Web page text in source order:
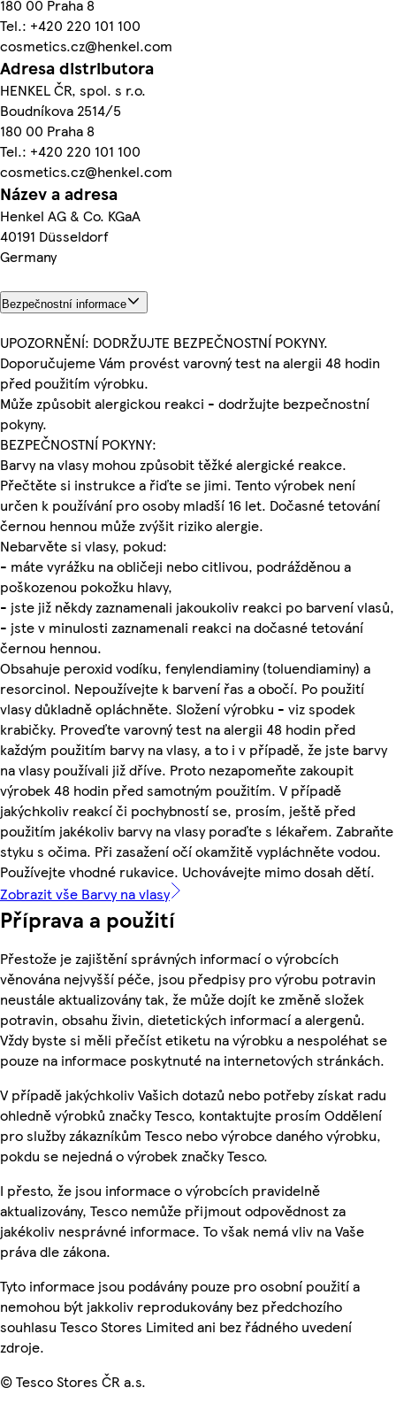
180 00 Praha 8
Tel.: +420 220 101 100
cosmetics.cz@henkel.com
Adresa distributora
HENKEL ČR, spol. s r.o.
Boudníkova 2514/5
180 00 Praha 8
Tel.: +420 220 101 100
cosmetics.cz@henkel.com
Název a adresa
Henkel AG & Co. KGaA
40191 Düsseldorf
Germany
Bezpečnostní informace
UPOZORNĚNÍ: DODRŽUJTE BEZPEČNOSTNÍ POKYNY.
Doporučujeme Vám provést varovný test na alergii 48 hodin
před použitím výrobku.
Může způsobit alergickou reakci - dodržujte bezpečnostní
pokyny.
BEZPEČNOSTNÍ POKYNY:
Barvy na vlasy mohou způsobit těžké alergické reakce.
Přečtěte si instrukce a řiďte se jimi. Tento výrobek není
určen k používání pro osoby mladší 16 let. Dočasné tetování
černou hennou může zvýšit riziko alergie.
Nebarvěte si vlasy, pokud:
- máte vyrážku na obličeji nebo citlivou, podrážděnou a
poškozenou pokožku hlavy,
- jste již někdy zaznamenali jakoukoliv reakci po barvení vlasů,
- jste v minulosti zaznamenali reakci na dočasné tetování
černou hennou.
Obsahuje peroxid vodíku, fenylendiaminy (toluendiaminy) a
resorcinol. Nepoužívejte k barvení řas a obočí. Po použití
vlasy důkladně opláchněte. Složení výrobku - viz spodek
krabičky. Proveďte varovný test na alergii 48 hodin před
každým použitím barvy na vlasy, a to i v případě, že jste barvy
na vlasy používali již dříve. Proto nezapomeňte zakoupit
výrobek 48 hodin před samotným použitím. V případě
jakýchkoliv reakcí či pochybností se, prosím, ještě před
použitím jakékoliv barvy na vlasy poraďte s lékařem. Zabraňte
styku s očima. Při zasažení očí okamžitě vypláchněte vodou.
Používejte vhodné rukavice. Uchovávejte mimo dosah dětí.
Zobrazit vše Barvy na vlasy
Příprava a použití
Přestože je zajištění správných informací o výrobcích
věnována nejvyšší péče, jsou předpisy pro výrobu potravin
neustále aktualizovány tak, že může dojít ke změně složek
potravin, obsahu živin, dietetických informací a alergenů.
Vždy byste si měli přečíst etiketu na výrobku a nespoléhat se
pouze na informace poskytnuté na internetových stránkách.
V případě jakýchkoliv Vašich dotazů nebo potřeby získat radu
ohledně výrobků značky Tesco, kontaktujte prosím Oddělení
pro služby zákazníkům Tesco nebo výrobce daného výrobku,
pokdu se nejedná o výrobek značky Tesco.
I přesto, že jsou informace o výrobcích pravidelně
aktualizovány, Tesco nemůže přijmout odpovědnost za
jakékoliv nesprávné informace. To však nemá vliv na Vaše
práva dle zákona.
Tyto informace jsou podávány pouze pro osobní použití a
nemohou být jakkoliv reprodukovány bez předchozího
souhlasu Tesco Stores Limited ani bez řádného uvedení
zdroje.
© Tesco Stores ČR a.s.